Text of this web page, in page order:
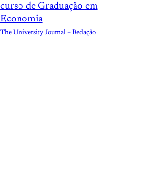
curso de Graduação em
Economia
The University Journal – Redação